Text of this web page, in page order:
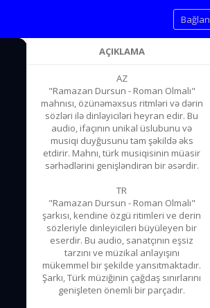
Bağlan
AÇIKLAMA
AZ
"Ramazan Dursun - Roman Olmalı"
mahnısı, özünəməxsus ritmləri və dərin
sözləri ilə dinləyiciləri heyran edir. Bu
audio, ifaçının unikal üslubunu və
musiqi duyğusunu tam şəkildə əks
etdirir. Mahnı, türk musiqisinin müasir
sərhədlərini genişləndirən bir əsərdir.
TR
"Ramazan Dursun - Roman Olmalı"
şarkısı, kendine özgü ritimleri ve derin
sözleriyle dinleyicileri büyüleyen bir
eserdir. Bu audio, sanatçının eşsiz
tarzını ve müzikal anlayışını
mükemmel bir şekilde yansıtmaktadır.
Şarkı, Türk müziğinin çağdaş sınırlarını
genişleten önemli bir parçadır.